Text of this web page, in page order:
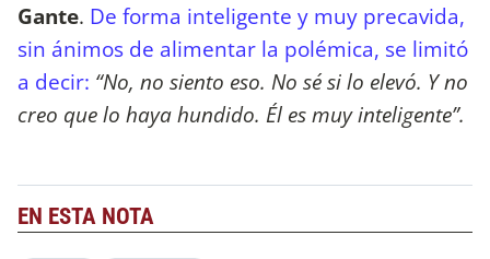
Gante. De forma inteligente y muy precavida,
sin ánimos de alimentar la polémica, se limitó
a decir: “No, no siento eso. No sé si lo elevó. Y no
creo que lo haya hundido. Él es muy inteligente”.
EN ESTA NOTA